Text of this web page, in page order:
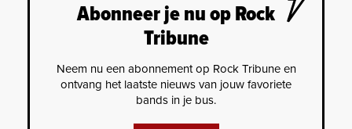
Abonneer je nu op Rock
Tribune
Neem nu een abonnement op Rock Tribune en
ontvang het laatste nieuws van jouw favoriete
bands in je bus.